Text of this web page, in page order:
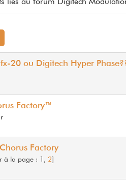
20 ou Digitech Hyper
Factory™
Factory
à la page : 1, 2]